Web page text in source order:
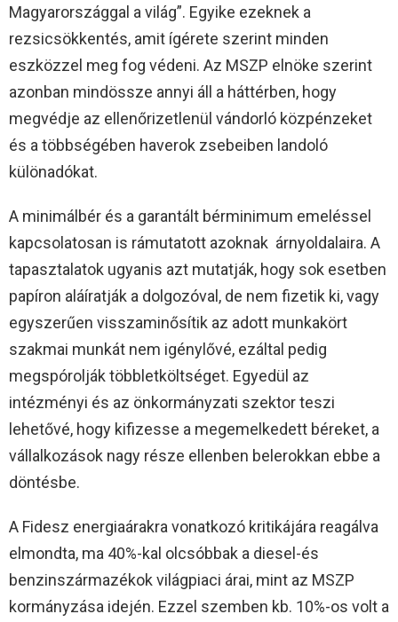
Magyarországgal a világ”. Egyike ezeknek a
rezsicsökkentés, amit ígérete szerint minden
eszközzel meg fog védeni. Az MSZP elnöke szerint
azonban mindössze annyi áll a háttérben, hogy
megvédje az ellenőrizetlenül vándorló közpénzeket
és a többségében haverok zsebeiben landoló
különadókat.
A minimálbér és a garantált bérminimum emeléssel
kapcsolatosan is rámutatott azoknak árnyoldalaira. A
tapasztalatok ugyanis azt mutatják, hogy sok esetben
papíron aláíratják a dolgozóval, de nem fizetik ki, vagy
egyszerűen visszaminősítik az adott munkakört
szakmai munkát nem igénylővé, ezáltal pedig
megspórolják többletköltséget. Egyedül az
intézményi és az önkormányzati szektor teszi
lehetővé, hogy kifizesse a megemelkedett béreket, a
vállalkozások nagy része ellenben belerokkan ebbe a
döntésbe.
A Fidesz energiaárakra vonatkozó kritikájára reagálva
elmondta, ma 40%-kal olcsóbbak a diesel-és
benzinszármazékok világpiaci árai, mint az MSZP
kormányzása idején. Ezzel szemben kb. 10%-os volt a